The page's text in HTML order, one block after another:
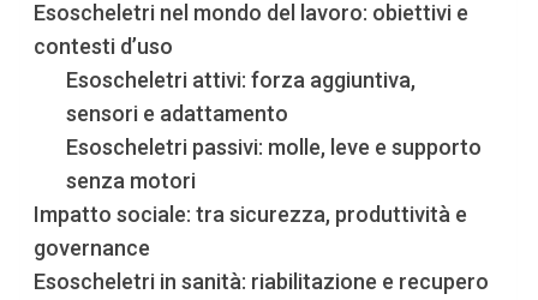
Esoscheletri nel mondo del lavoro: obiettivi e
contesti d’uso
Esoscheletri attivi: forza aggiuntiva,
sensori e adattamento
Esoscheletri passivi: molle, leve e supporto
senza motori
Impatto sociale: tra sicurezza, produttività e
governance
Esoscheletri in sanità: riabilitazione e recupero